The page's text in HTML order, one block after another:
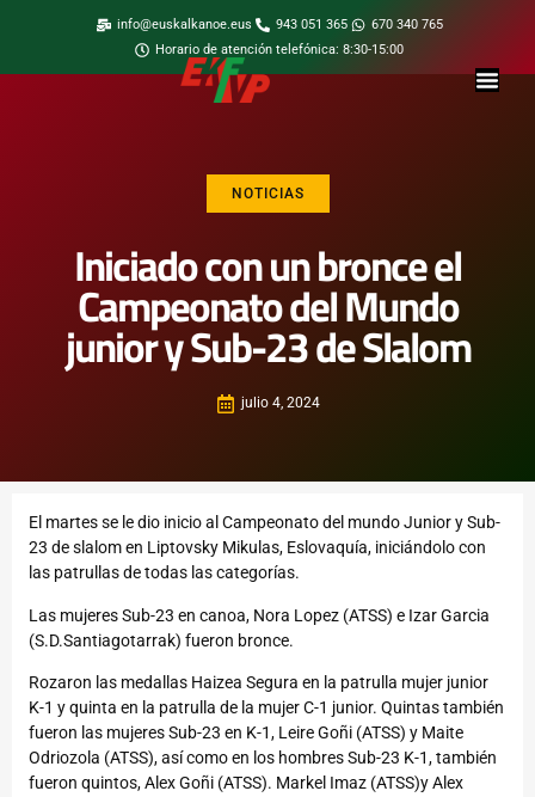
info@euskalkanoe.eus 943 051 365
670 340 765
Horario de atención telefónica: 8:30-15:00
NOTICIAS
Iniciado con un bronce el
Campeonato del Mundo
junior y Sub-23 de Slalom
julio 4, 2024
El martes se le dio inicio al Campeonato del mundo Junior y Sub-
23 de slalom en Liptovsky Mikulas, Eslovaquía, iniciándolo con
las patrullas de todas las categorías.
Las mujeres Sub-23 en canoa, Nora Lopez (ATSS) e Izar Garcia
(S.D.Santiagotarrak) fueron bronce.
Rozaron las medallas Haizea Segura en la patrulla mujer junior
K-1 y quinta en la patrulla de la mujer C-1 junior. Quintas también
fueron las mujeres Sub-23 en K-1, Leire Goñi (ATSS) y Maite
Odriozola (ATSS), así como en los hombres Sub-23 K-1, también
fueron quintos, Alex Goñi (ATSS). Markel Imaz (ATSS)y Alex